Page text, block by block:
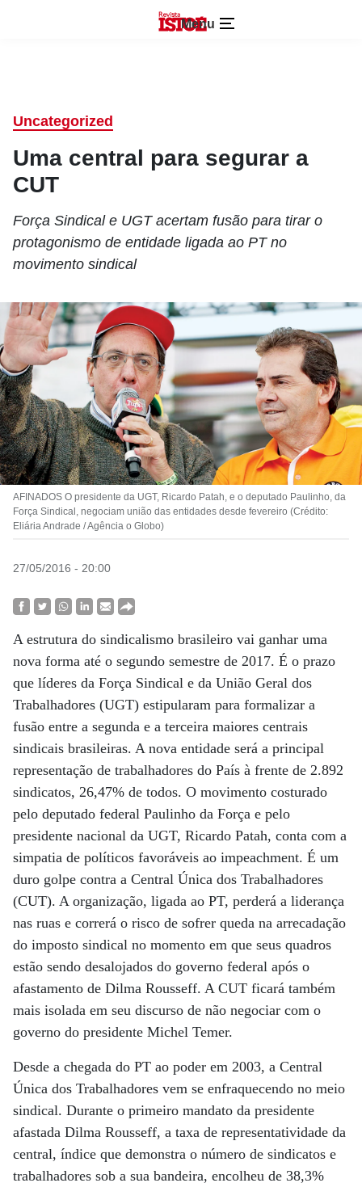
Menu
Uncategorized
Uma central para segurar a
CUT
Força Sindical e UGT acertam fusão para tirar o
protagonismo de entidade ligada ao PT no
movimento sindical
AFINADOS O presidente da UGT, Ricardo Patah, e o deputado Paulinho, da
Força Sindical, negociam união das entidades desde fevereiro (Crédito:
Eliária Andrade / Agência o Globo)
27/05/2016 - 20:00
A estrutura do sindicalismo brasileiro vai ganhar uma
nova forma até o segundo semestre de 2017. É o prazo
que líderes da Força Sindical e da União Geral dos
Trabalhadores (UGT) estipularam para formalizar a
fusão entre a segunda e a terceira maiores centrais
sindicais brasileiras. A nova entidade será a principal
representação de trabalhadores do País à frente de 2.892
sindicatos, 26,47% de todos. O movimento costurado
pelo deputado federal Paulinho da Força e pelo
presidente nacional da UGT, Ricardo Patah, conta com a
simpatia de políticos favoráveis ao impeachment. É um
duro golpe contra a Central Única dos Trabalhadores
(CUT). A organização, ligada ao PT, perderá a liderança
nas ruas e correrá o risco de sofrer queda na arrecadação
do imposto sindical no momento em que seus quadros
estão sendo desalojados do governo federal após o
afastamento de Dilma Rousseff. A CUT ficará também
mais isolada em seu discurso de não negociar com o
governo do presidente Michel Temer.
Desde a chegada do PT ao poder em 2003, a Central
Única dos Trabalhadores vem se enfraquecendo no meio
sindical. Durante o primeiro mandato da presidente
afastada Dilma Rousseff, a taxa de representatividade da
central, índice que demonstra o número de sindicatos e
trabalhadores sob a sua bandeira, encolheu de 38,3%